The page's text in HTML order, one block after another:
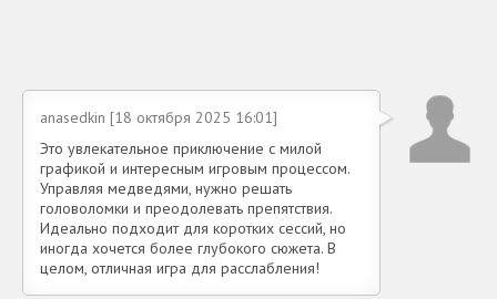
anasedkin [18 октября 2025 16:01]
Это увлекательное приключение с милой
графикой и интересным игровым процессом.
Управляя медведями, нужно решать
головоломки и преодолевать препятствия.
Идеально подходит для коротких сессий, но
иногда хочется более глубокого сюжета. В
целом, отличная игра для расслабления!